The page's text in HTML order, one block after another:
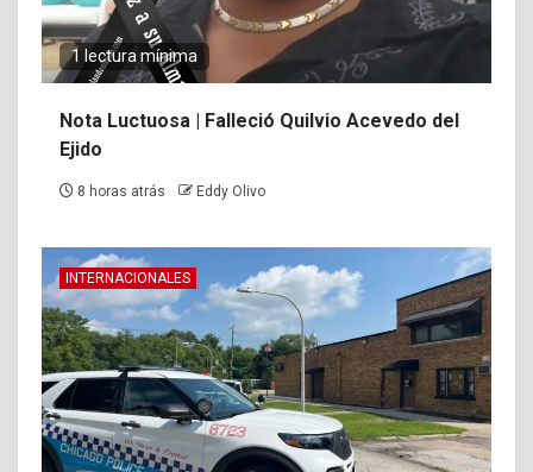
1 lectura mínima
Nota Luctuosa | Falleció Quilvio Acevedo del
Ejido
8 horas atrás Eddy Olivo
INTERNACIONALES